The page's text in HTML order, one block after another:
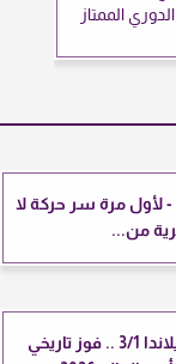
الممتاز
لأول مرة سر حركة لا
من...
أهداف مصر ونيوزيلاندا 3/1 .. فوز تاريخي